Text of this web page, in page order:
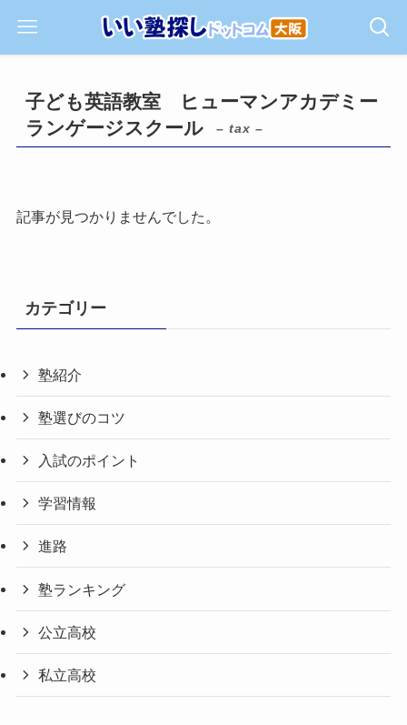
子ども英語教室 ヒューマンアカデミー
ランゲージスクール
– tax –
記事が見つかりませんでした。
カテゴリー
塾紹介
塾選びのコツ
入試のポイント
学習情報
進路
塾ランキング
公立高校
私立高校